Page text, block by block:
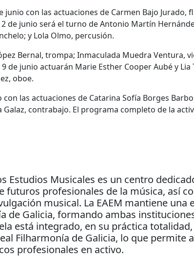
con las actuaciones de Carmen Bajo Jurado,
de junio será el turno de Antonio Martín
y Lola Olmo, percusión.
Bernal, trompa; Inmaculada Muedra Ventura,
de junio actuarán Marie Esther Cooper Aubé y Lia
oboe.
las actuaciones de Catarina Sofía Borges
Galaz, contrabajo. El programa completo de la
Estudios Musicales es un centro
profesionales de la música, así
musical. La EAEM mantiene una
de Galicia, formando ambas
está integrado, en su práctica
Filharmonía de Galicia, lo que permite
profesionales en activo.